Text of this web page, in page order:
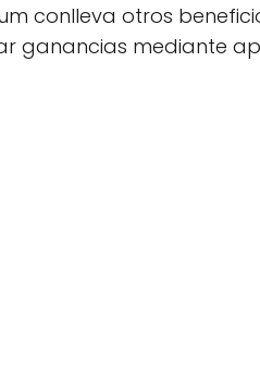
conlleva otros
ganancias mediante